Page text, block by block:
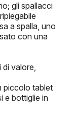
gli spallacci
a spalla, uno
con una
di valore,
piccolo tablet
e bottiglie in